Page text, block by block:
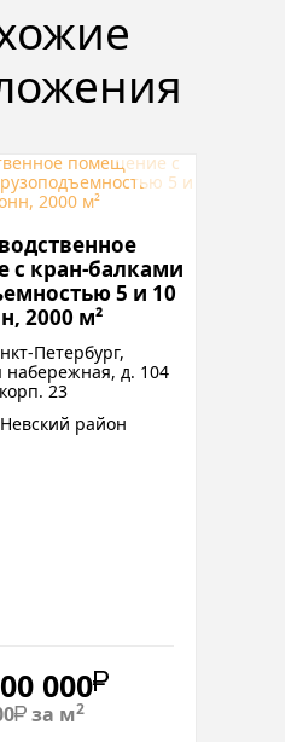
с кран-балками
5 и 10
2000 м²
Петербург,
набережная, д. 104
корп. 23
район
000
за м2